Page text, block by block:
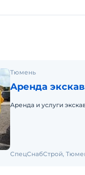
Тюмень
Аренда
Аренда и услуги
СпецСнабСтрой,